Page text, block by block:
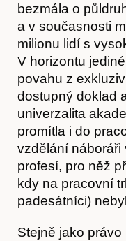
bezmála o
a v současnosti
milionu lidí s
V horizontu
povahu z
dostupný doklad
univerzalita
promítla i do
vzdělání náboráři
profesí, pro něž
kdy na pracovní
padesátníci)
Stejně jako